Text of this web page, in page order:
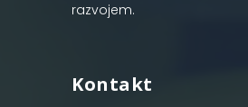
razvojem.
Kontakt